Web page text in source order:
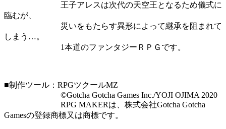
王子アレスは次代の天空王となるため儀式に
臨むが、
災いをもたらす異形によって継承を阻まれて
しまう…。
1本道のファンタジーＲＰＧです。
■制作ツール：RPGツクールMZ
©Gotcha Gotcha Games Inc./YOJI OJIMA 2020
RPG MAKERは、株式会社Gotcha Gotcha
Gamesの登録商標又は商標です。